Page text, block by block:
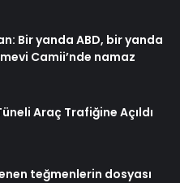
Bir yanda ABD, bir yanda
Camii’nde namaz
Araç Trafiğine Açıldı
teğmenlerin dosyası